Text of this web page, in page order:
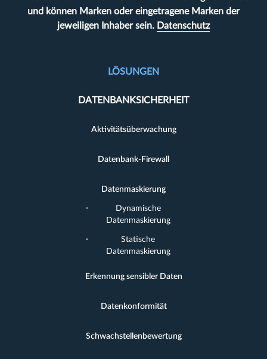
und können Marken oder eingetragene Marken der
jeweiligen Inhaber sein. Datenschutz
LÖSUNGEN
DATENBANKSICHERHEIT
Aktivitätsüberwachung
Datenbank-Firewall
Datenmaskierung
Dynamische
Datenmaskierung
Statische
Datenmaskierung
Erkennung sensibler Daten
Datenkonformität
Schwachstellenbewertung